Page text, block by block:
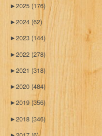
►2025 (176)
►2024 (62)
►2023 (144)
►2022 (278)
►2021 (318)
►2020 (484)
►2019 (356)
►2018 (346)